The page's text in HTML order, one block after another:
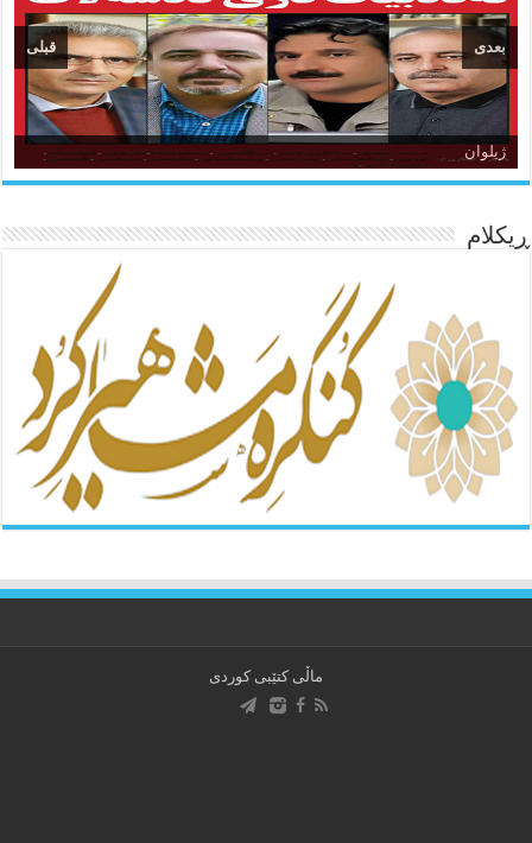
ژیلوان
ده‌نگی کوردستان
ئاژانسی هەواڵی مێهر
قبلی بعدی
ڕیکلام
ماڵی کتێبی کوردی